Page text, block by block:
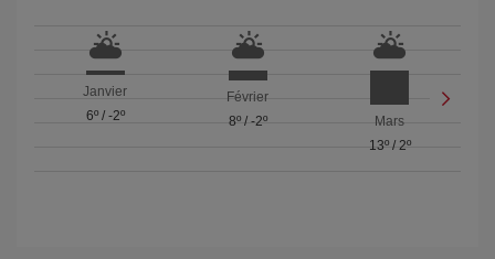
Janvier
6º/ -2º
Février
8º/ -2º
Mars
13º/ 2º